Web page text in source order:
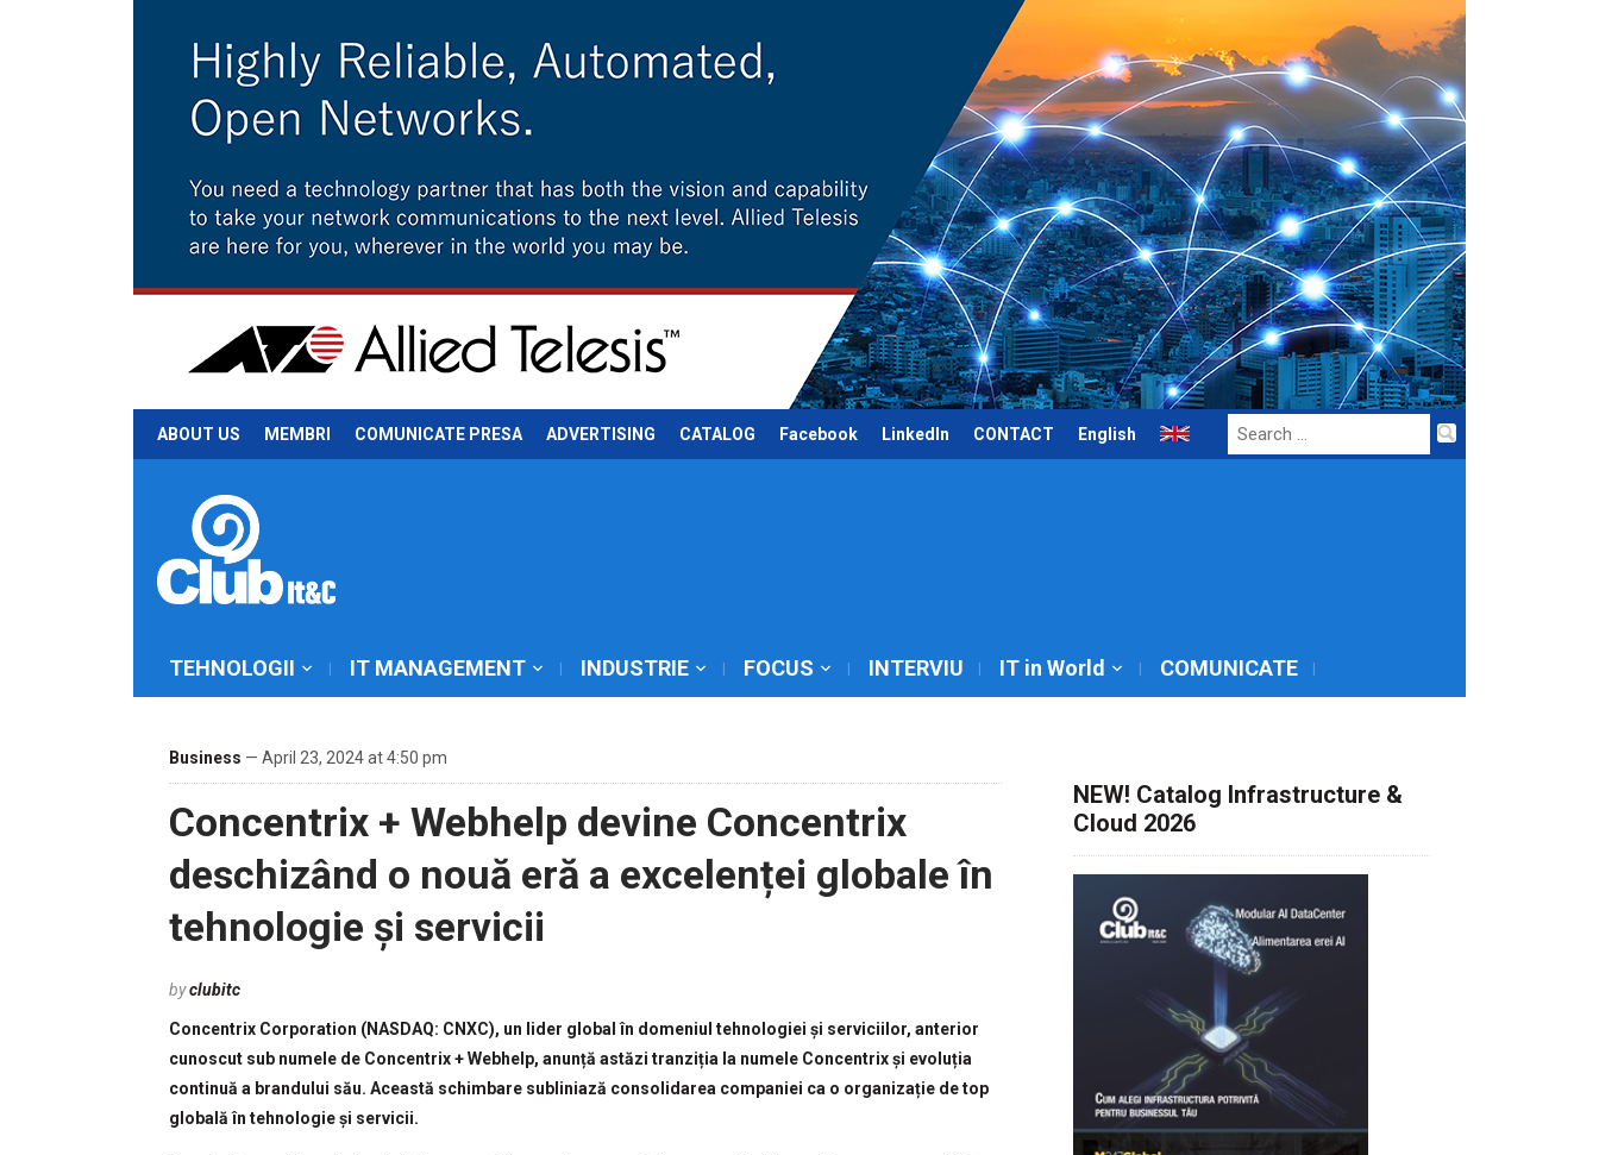
ABOUT US MEMBRI COMUNICATE PRESA ADVERTISING CATALOG Facebook LinkedIn CONTACT English
Search
for:
TEHNOLOGII IT MANAGEMENT INDUSTRIE FOCUS INTERVIU IT in World COMUNICATE
Business — April 23, 2024 at 4:50 pm
Concentrix + Webhelp devine Concentrix
deschizând o nouă eră a excelenței globale în
tehnologie și servicii
byclubitc
Concentrix Corporation (NASDAQ: CNXC), un lider global în domeniul tehnologiei și serviciilor, anterior
cunoscut sub numele de Concentrix + Webhelp, anunță astăzi tranziția la numele Concentrix și evoluția
continuă a brandului său. Această schimbare subliniază consolidarea companiei ca o organizație de top
globală în tehnologie și servicii.
NEW! Catalog Infrastructure &
Cloud 2026